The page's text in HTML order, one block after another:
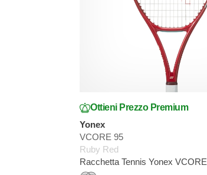
Ottieni Prezzo Premium
Yonex
VCORE 95
Ruby Red
Racchetta Tennis Yonex VCORE